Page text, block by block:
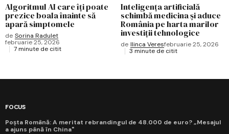
Algoritmul AI care îți poate
prezice boala înainte să
apară simptomele
de Sorina Radulet
februarie 25, 2026
7 minute de citit
Inteligența artificială
schimbă medicina și aduce
România pe harta marilor
investiții tehnologice
de Ilinca Veresfebruarie 25, 2026
3 minute de citit
FOCUS
Poșta Română: A meritat rebrandingul de 48.000 de euro? „Mesajul
a ajuns până în China"